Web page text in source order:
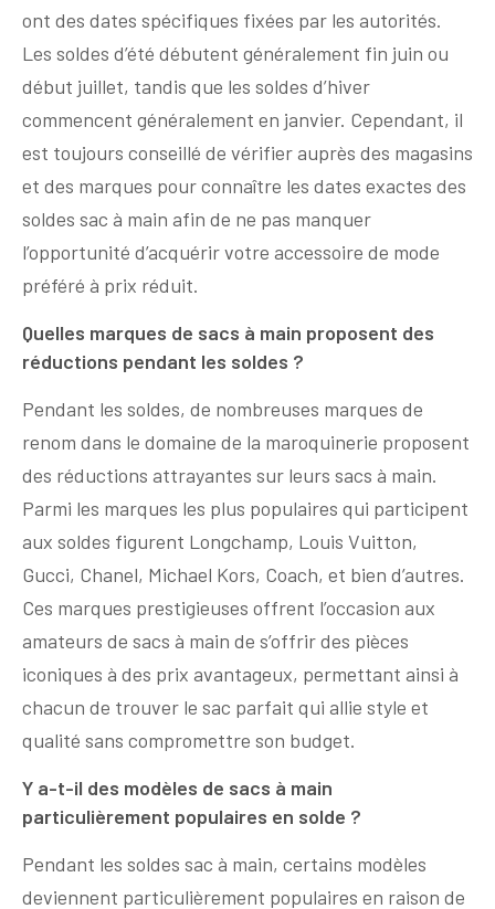
ont des dates spécifiques fixées par les autorités.
Les soldes d’été débutent généralement fin juin ou
début juillet, tandis que les soldes d’hiver
commencent généralement en janvier. Cependant, il
est toujours conseillé de vérifier auprès des magasins
et des marques pour connaître les dates exactes des
soldes sac à main afin de ne pas manquer
l’opportunité d’acquérir votre accessoire de mode
préféré à prix réduit.
Quelles marques de sacs à main proposent des
réductions pendant les soldes ?
Pendant les soldes, de nombreuses marques de
renom dans le domaine de la maroquinerie proposent
des réductions attrayantes sur leurs sacs à main.
Parmi les marques les plus populaires qui participent
aux soldes figurent Longchamp, Louis Vuitton,
Gucci, Chanel, Michael Kors, Coach, et bien d’autres.
Ces marques prestigieuses offrent l’occasion aux
amateurs de sacs à main de s’offrir des pièces
iconiques à des prix avantageux, permettant ainsi à
chacun de trouver le sac parfait qui allie style et
qualité sans compromettre son budget.
Y a-t-il des modèles de sacs à main
particulièrement populaires en solde ?
Pendant les soldes sac à main, certains modèles
deviennent particulièrement populaires en raison de